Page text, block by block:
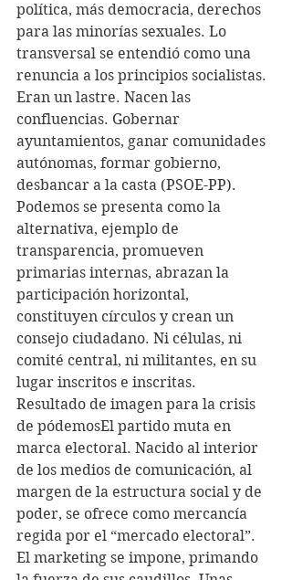
política, más democracia, derechos
para las minorías sexuales. Lo
transversal se entendió como una
renuncia a los principios socialistas.
Eran un lastre. Nacen las
confluencias. Gobernar
ayuntamientos, ganar comunidades
autónomas, formar gobierno,
desbancar a la casta (PSOE-PP).
Podemos se presenta como la
alternativa, ejemplo de
transparencia, promueven
primarias internas, abrazan la
participación horizontal,
constituyen círculos y crean un
consejo ciudadano. Ni células, ni
comité central, ni militantes, en su
lugar inscritos e inscritas.
Resultado de imagen para la crisis
de pódemosEl partido muta en
marca electoral. Nacido al interior
de los medios de comunicación, al
margen de la estructura social y de
poder, se ofrece como mercancía
regida por el “mercado electoral”.
El marketing se impone, primando